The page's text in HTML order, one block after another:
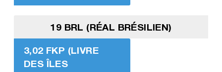
19 BRL (RÉAL BRÉSILIEN)
3,02 FKP (LIVRE
DES ÎLES